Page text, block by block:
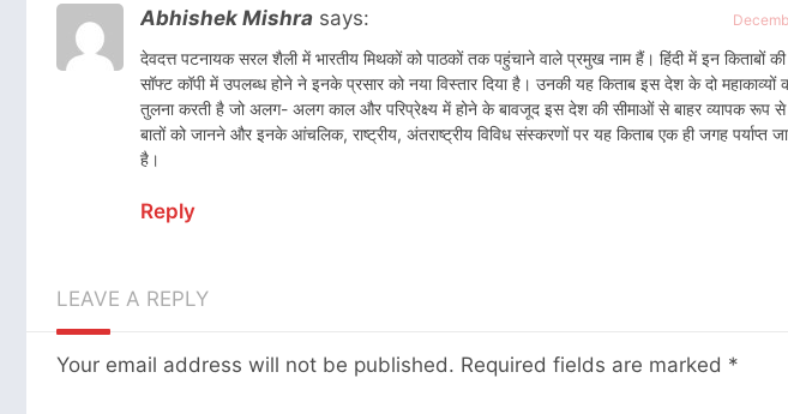
Abhishek Mishra says:
देवदत्त पटनायक सरल शैली में भारतीय मिथकों को पाठकों तक पहुंचाने वाले प्रमुख नाम हैं। हिंदी में इन किताबों
सॉफ्ट कॉपी में उपलब्ध होने ने इनके प्रसार को नया विस्तार दिया है। उनकी यह किताब इस देश के दो महाकाव्यों
तुलना करती है जो अलग- अलग काल और परिप्रेक्ष्य में होने के बावजूद इस देश की सीमाओं से बाहर व्यापक रूप
बातों को जानने और इनके आंचलिक, राष्ट्रीय, अंतराष्ट्रीय विविध संस्करणों पर यह किताब एक ही जगह पर्याप्त
है।
Reply
LEAVE A REPLY
Your email address will not be published. Required fields are marked *